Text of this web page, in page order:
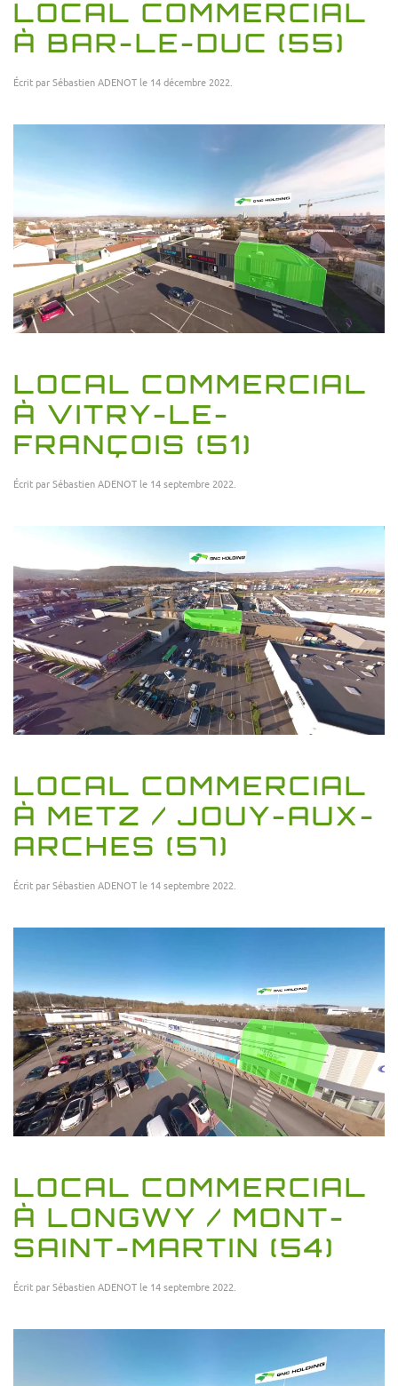
LOCAL COMMERCIAL
À BAR-LE-DUC (55)
Écrit parSébastien ADENOT le 14 décembre 2022
LOCAL COMMERCIAL
À VITRY-LE-
FRANÇOIS (51)
Écrit parSébastien ADENOT le 14 septembre 2022
LOCAL COMMERCIAL
À METZ / JOUY-AUX-
ARCHES (57)
Écrit parSébastien ADENOT le 14 septembre 2022
LOCAL COMMERCIAL
À LONGWY / MONT-
SAINT-MARTIN (54)
Écrit parSébastien ADENOT le 14 septembre 2022